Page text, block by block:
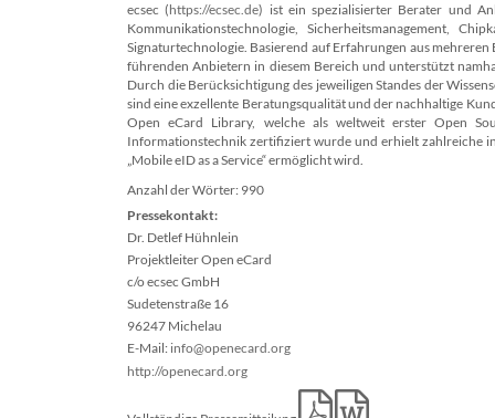
ecsec (https://ecsec.de) ist ein spezialisierter Berater und
Kommunikationstechnologie, Sicherheitsmanagement,
Signaturtechnologie. Basierend auf Erfahrungen aus
führenden Anbietern in diesem Bereich und unterstützt
Durch die Berücksichtigung des jeweiligen Standes der
sind eine exzellente Beratungsqualität und der nachhaltige
Open eCard Library, welche als weltweit erster Open
Informationstechnik zertifiziert wurde und erhielt zahlreiche
„Mobile eID as a Service“ ermöglicht wird.
Anzahl der Wörter: 990
Pressekontakt:
Dr. Detlef Hühnlein
Projektleiter Open eCard
c/o ecsec GmbH
Sudetenstraße 16
96247 Michelau
E-Mail: info@openecard.org
http://openecard.org